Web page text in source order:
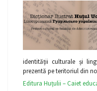
identității culturale și
prezentă pe teritoriul din
Editura Huțulii – Caiet